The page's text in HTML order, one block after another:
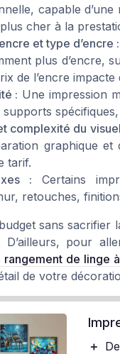
capable
cher à la
et type d’encre :
plus d’encre,
de l’encre
: Une impression
supports
complexité du
graphique et
tarif.
: Certains
retouches,
sans sacrifier
pour
de linge
de votre
＋